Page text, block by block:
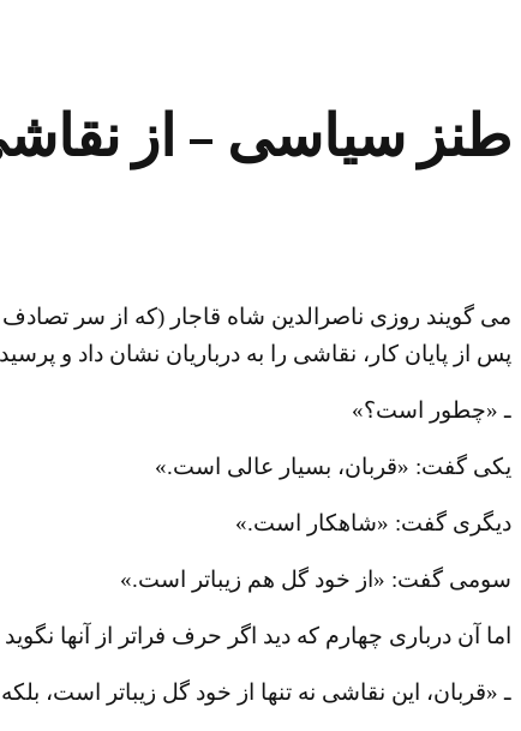
طنز سیاسی – از
می گویند روزی ناصرالدین شاه قاجار (که از سر
پس از پایان کار، نقاشی را به درباریان نشان داد و
ـ «چطور است؟»
یکی گفت: «قربان، بسیار عالی است.»
دیگری گفت: «شاهکار است.»
سومی گفت: «از خود گل هم زیباتر است.»
اما آن درباری چهارم که دید اگر حرف فراتر از آنها
ـ «قربان، این نقاشی نه تنها از خود گل زیباتر